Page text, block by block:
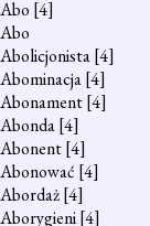
Abo [4]
Abo
Abolicjonista[4]
Abominacja[4]
Abonament[4]
Abonda[4]
Abonent[4]
Abonować [4]
Abordaż[4]
Aborygieni[4]